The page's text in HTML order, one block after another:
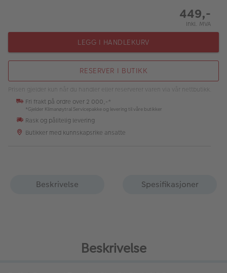
Inspirasjon
Butikkoversikt
449,-
Inkl. MVA
LEGG I HANDLEKURV
RESERVER I BUTIKK
Prisen gjelder kun når du handler eller reserverer varen via vår nettbutikk.
Fri frakt på ordre over 2 000,-*
*Gjelder Klimanøytral Servicepakke og levering til våre butikker
Rask og pålitelig levering
Butikker med kunnskapsrike ansatte
Beskrivelse Spesifikasjoner
Beskrivelse